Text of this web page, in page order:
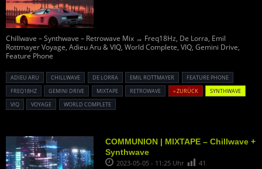
Chillwave – Synthwave – Retrowave Mix → Freq18Hz, De Lorra, Emil
Rottmayer Voyage, Adieu Aru & VIQ, World Complete, VIQ, Gemini Drive,
Feature Phone
ADIEU ARU CHILLWAVE DE LORRA EMIL ROTTMAYER
FEATURE PHONE
FREQ18HZ
GEMINI DRIVE MIXTAPE RETROWAVE « ZURÜCK
SYNTHWAVE
VIQ
VOYAGE WORLD COMPLETE
COMMUNION | MIXTAPE – Chillwave +
Synthwave
2023-05-05 - 11:25 Uhr 41